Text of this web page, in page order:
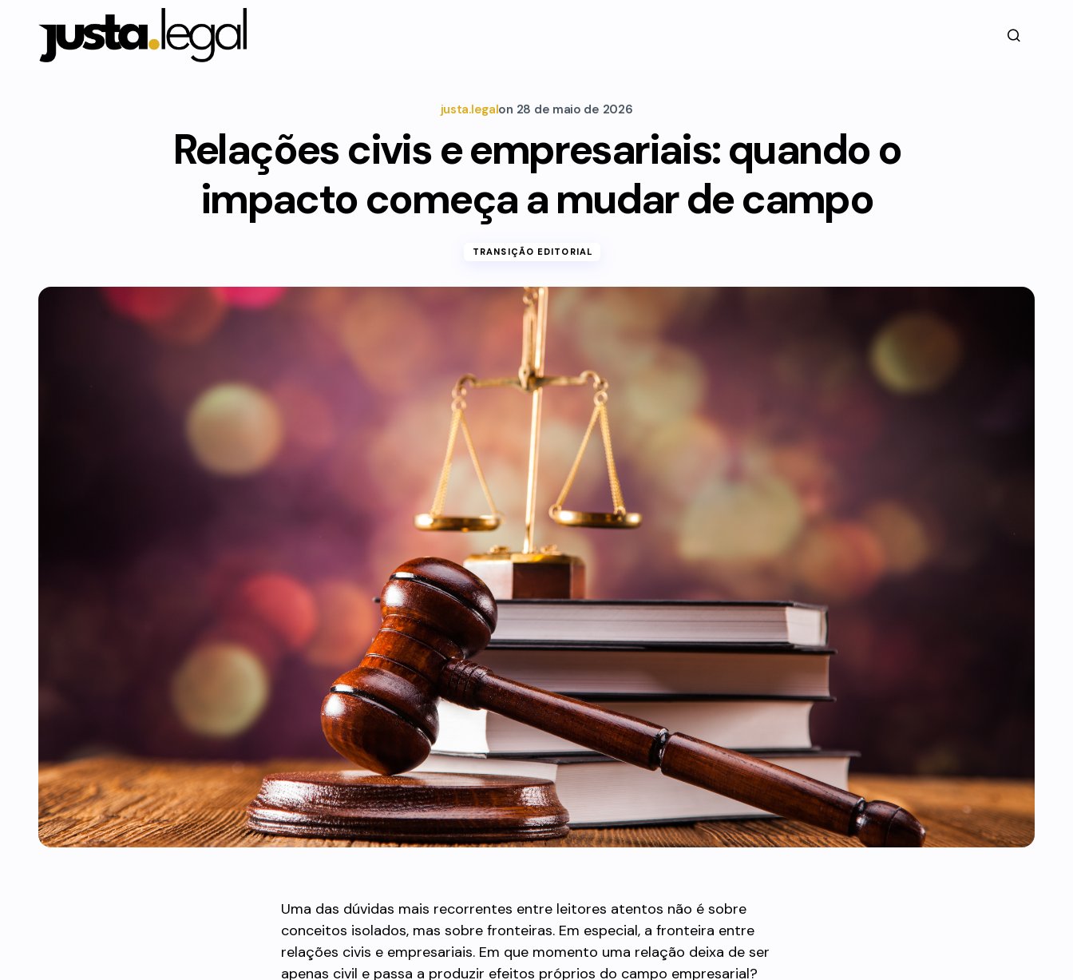
justa.legalon 28 de maio de 2026
Relações civis e empresariais: quando o
impacto começa a mudar de campo
TRANSIÇÃO EDITORIAL
Uma das dúvidas mais recorrentes entre leitores atentos não é sobre
conceitos isolados, mas sobre fronteiras. Em especial, a fronteira entre
relações civis e empresariais. Em que momento uma relação deixa de ser
apenas civil e passa a produzir efeitos próprios do campo empresarial?